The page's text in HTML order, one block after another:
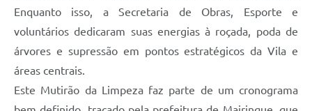
Enquanto isso, a Secretaria de Obras, Esporte e
voluntários dedicaram suas energias à roçada, poda de
árvores e supressão em pontos estratégicos da Vila e
áreas centrais.
Este Mutirão da Limpeza faz parte de um cronograma